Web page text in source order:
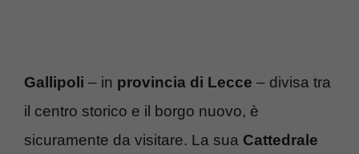
Gallipoli – in provincia di Lecce – divisa tra
il centro storico e il borgo nuovo, è
sicuramente da visitare. La sua Cattedrale